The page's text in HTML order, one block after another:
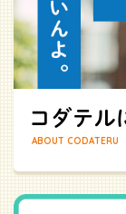
ABOUT CODATERU